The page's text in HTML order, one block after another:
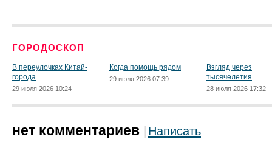
ГОРОДОСКОП
В переулочках Китай-
города
29 июля 2026 10:24
Когда помощь рядом
29 июля 2026 07:39
Взгляд через
тысячелетия
28 июля 2026 17:32
нет комментариев Написать